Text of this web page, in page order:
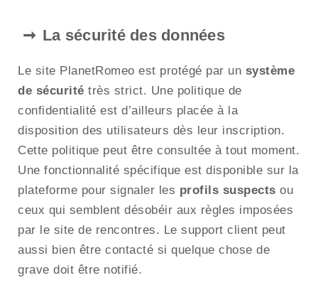
La sécurité des données
Le site PlanetRomeo est protégé par un système
de sécurité très strict. Une politique de
confidentialité est d’ailleurs placée à la
disposition des utilisateurs dès leur inscription.
Cette politique peut être consultée à tout moment.
Une fonctionnalité spécifique est disponible sur la
plateforme pour signaler les profils suspects ou
ceux qui semblent désobéir aux règles imposées
par le site de rencontres. Le support client peut
aussi bien être contacté si quelque chose de
grave doit être notifié.